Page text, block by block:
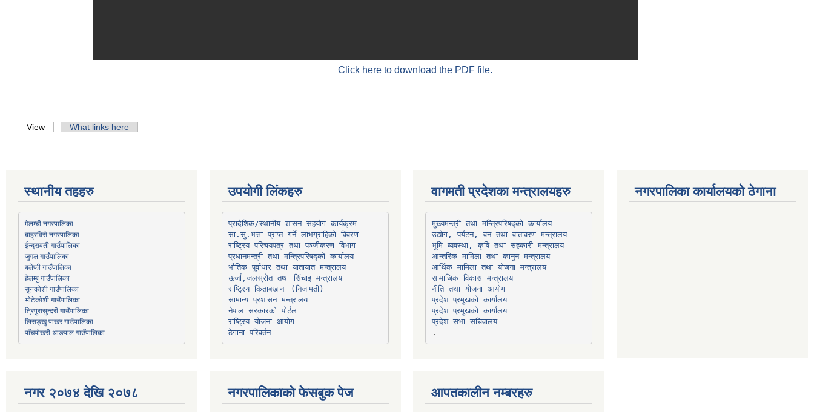
Click here to download the PDF file.
Primary tabs
View (active tab)What links here
स्थानीय तहहरु
मेलम्ची नगरपालिका
बाह्रविसे नगरपालिका
ईन्द्रावती गाउँपालिका
जुगल गाउँपालिका
बलेफी गाउँपालिका
हेलम्बु गाउँपालिका
सुनकोशी गाउँपालिका
भोटेकोशी गाउँपालिका
त्रिपुरासुन्दरी गाउँपालिका
लिसङ्खु पाखर गाउँपालिका
पाँचपोखरी थाङपाल गाउँपालिका
नगर २०७४ देखि २०७८
उपयोगी लिंकहरु
प्रादेशिक/स्थानीय शासन सहयोग कार्यक्रम
सा.सु.भत्ता प्राप्त गर्ने लाभग्राहिको विवरण
राष्ट्रिय परिचयपत्र तथा पञ्‍जीकरण विभाग
प्रधानमन्त्री तथा मन्त्रिपरिषद्को कार्यालय
भौतिक पूर्वाधार तथा यातायात मन्त्रालय
ऊर्जा,जलस्रोत तथा सिंचाइ मन्त्रालय
सामान्य प्रशासन मन्त्रालय
नेपाल सरकारको पोर्टल
राष्ट्रिय योजना आयोग
ठेगाना परिवर्तन
नगरपालिकाको फेसबुक पेज
वागमती प्रदेशका मन्त्रालयहरु
मुख्यमन्त्री तथा मन्त्रिपरिषद्को कार्यालय
उद्योग, पर्यटन, वन तथा वातावरण मन्त्रालय
भूमि व्यवस्था, कृषि तथा सहकारी मन्त्रालय
आन्तरिक मामिला तथा कानुन मन्त्रालय
आर्थिक मामिला तथा योजना मन्त्रालय
सामाजिक विकास मन्त्रालय
नीति तथा योजना आयोग
प्रदेश प्रमुखको कार्यालय
प्रदेश प्रमुखको कार्यालय
प्रदेश सभा सचिवालय
आपतकालीन नम्बरहरु
नगरपालिका कार्यालयको ठेगाना